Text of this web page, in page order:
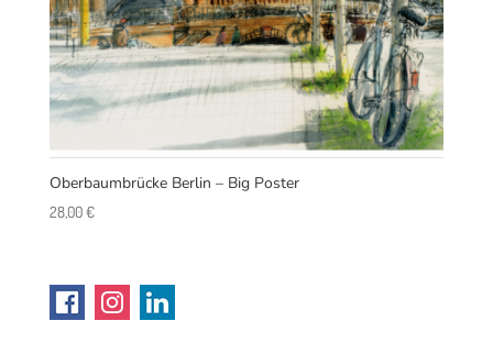
Oberbaumbrücke Berlin – Big Poster
28,00€